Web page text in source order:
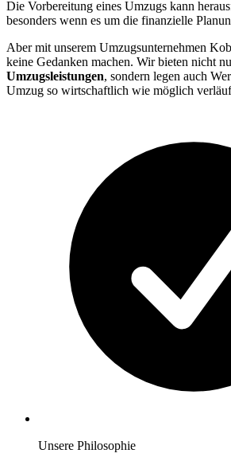
Die Vorbereitung eines Umzugs kann
besonders wenn es um die finanzielle
Aber mit unserem Umzugsunternehmen
keine Gedanken machen. Wir bieten nicht
Umzugsleistungen, sondern legen auch
Umzug so wirtschaftlich wie möglich
Unsere Philosophie